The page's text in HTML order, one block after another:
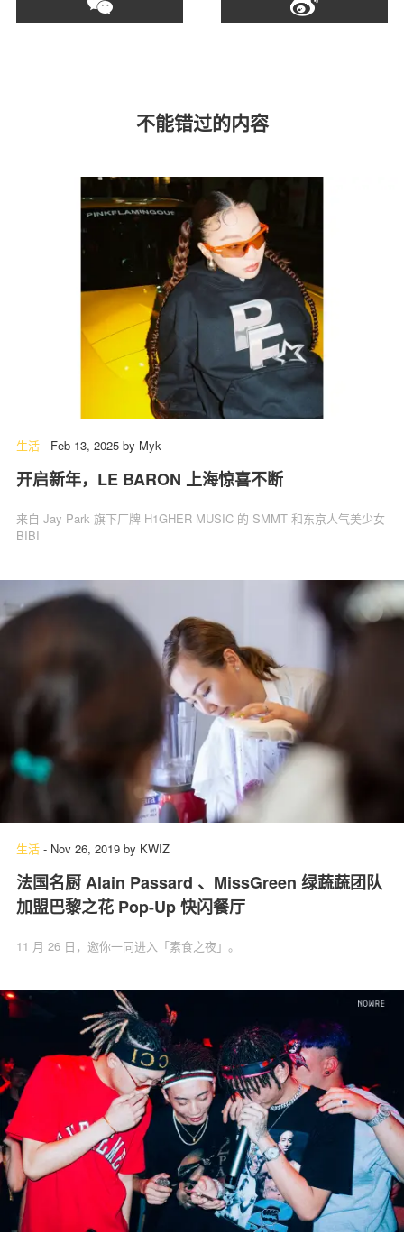
不能错过的内容
生活 - Feb 13, 2025 by Myk
开启新年，LE BARON 上海惊喜不断
来自 Jay Park 旗下厂牌 H1GHER MUSIC 的 SMMT 和东京人气美少女
BIBI
生活 - Nov 26, 2019 by KWIZ
法国名厨 Alain Passard 、MissGreen 绿蔬蔬团队
加盟巴黎之花 Pop-Up 快闪餐厅
11 月 26 日，邀你一同进入「素食之夜」。